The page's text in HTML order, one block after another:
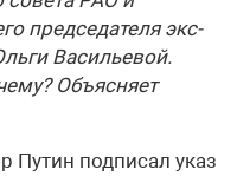
председателя экс-
Васильевой.
Объясняет
подписал указ